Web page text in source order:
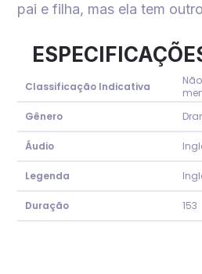
pai e filha, mas ela tem
Classificação Indicativa
Gênero
Áudio
Legenda
Duração 153